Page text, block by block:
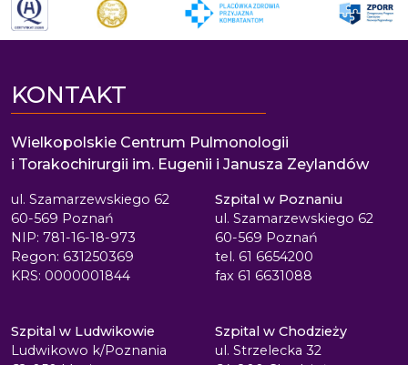
KONTAKT
Wielkopolskie Centrum Pulmonologii
i Torakochirurgii im. Eugenii i Janusza Zeylandów
ul. Szamarzewskiego 62
60-569 Poznań
NIP: 781-16-18-973
Regon: 631250369
KRS: 0000001844
Szpital w Poznaniu
ul. Szamarzewskiego 62
60-569 Poznań
tel. 61 6654200
fax 61 6631088
Szpital w Ludwikowie
Ludwikowo k/Poznania
Szpital w Chodzieży
ul. Strzelecka 32